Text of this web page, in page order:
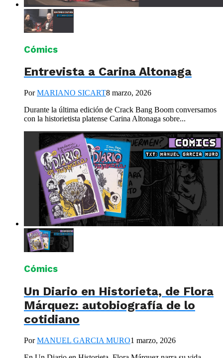
Cómics
Entrevista a Carina Altonaga
PorMARIANO SICART8 marzo, 2026
Durante la última edición de Crack Bang Boom conversamos
con la historietista platense Carina Altonaga sobre...
Cómics
Un Diario en Historieta, de Flora
Márquez: autobiografía de lo
cotidiano
PorMANUEL GARCIA MURO1 marzo, 2026